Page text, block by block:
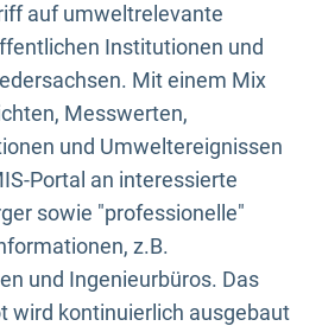
auf umweltrelevante
Institutionen und
Mit einem Mix
Messwerten,
und Umweltereignissen
Portal an interessierte
sowie "professionelle"
z.B.
und Ingenieurbüros. Das
wird kontinuierlich ausgebaut